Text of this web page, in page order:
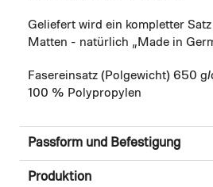
Geliefert wird ein kompletter
Matten - natürlich „Made in
Fasereinsatz (Polgewicht) 650
100 % Polypropylen
Passform und Befestigung
Produktion